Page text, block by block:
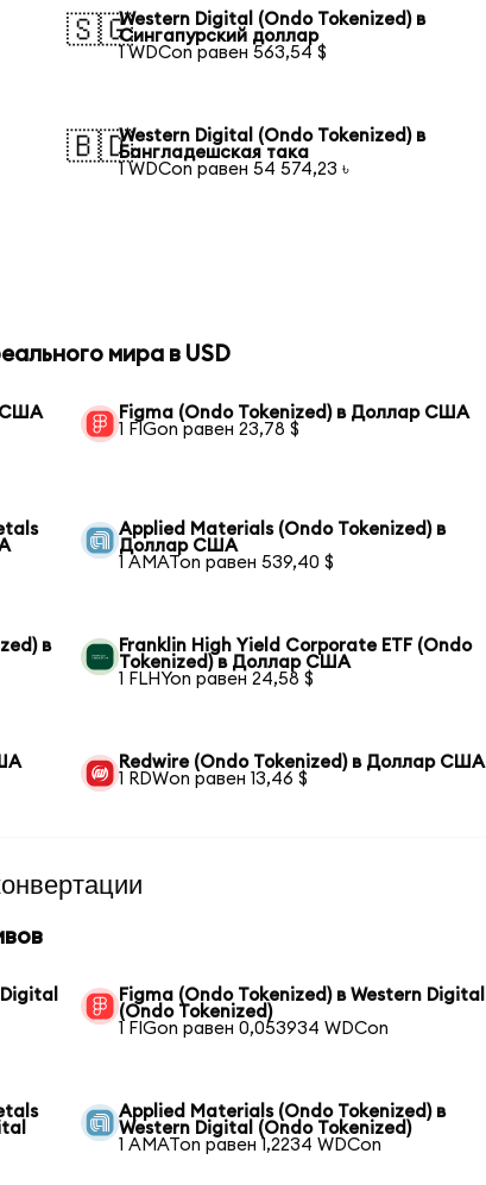
🇸🇬Western Digital (Ondo Tokenized) в
Сингапурский доллар
1 WDCon равен 563,54 $
🇧🇩Western Digital (Ondo Tokenized) в
Бангладешская така
1 WDCon равен 54 574,23 ৳
мира в USD
США
Figma (Ondo Tokenized) в Доллар США
1 FIGon равен 23,78 $
Applied Materials (Ondo Tokenized) в
Доллар США
1 AMATon равен 539,40 $
в
Franklin High Yield Corporate ETF (Ondo
Tokenized) в Доллар США
1 FLHYon равен 24,58 $
Redwire (Ondo Tokenized) в Доллар США
1 RDWon равен 13,46 $
Figma (Ondo Tokenized) в Western Digital
(Ondo Tokenized)
1 FIGon равен 0,053934 WDCon
Applied Materials (Ondo Tokenized) в
Western Digital (Ondo Tokenized)
1 AMATon равен 1,2234 WDCon